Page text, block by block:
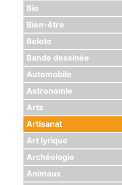
Bio
Bien-être
Belote
Bande dessinée
Automobile
Astronomie
Arts
Artisanat
Art lyrique
Archéologie
Animaux